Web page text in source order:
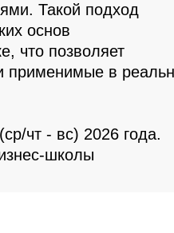
Такой подход
основ
что позволяет
применимые в
(ср/чт - вс) 2026 года.
школы